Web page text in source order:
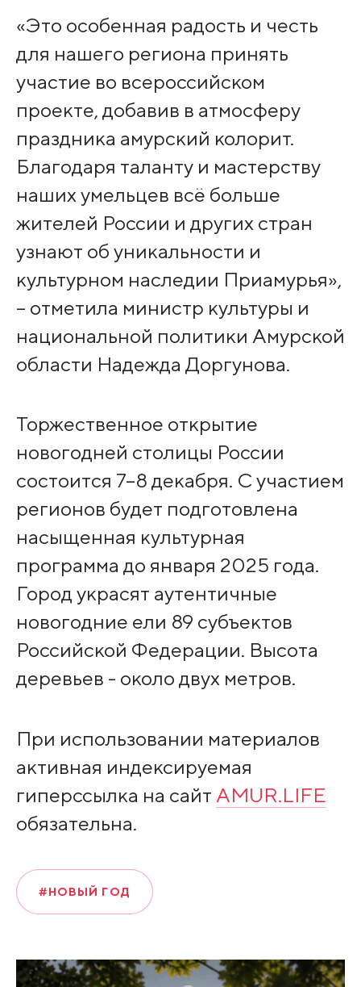
«Это особенная радость и честь
для нашего региона принять
участие во всероссийском
проекте, добавив в атмосферу
праздника амурский колорит.
Благодаря таланту и мастерству
наших умельцев всё больше
жителей России и других стран
узнают об уникальности и
культурном наследии Приамурья»,
– отметила министр культуры и
национальной политики Амурской
области Надежда Доргунова.
Торжественное открытие
новогодней столицы России
состоится 7–8 декабря. С участием
регионов будет подготовлена
насыщенная культурная
программа до января 2025 года.
Город украсят аутентичные
новогодние ели 89 субъектов
Российской Федерации. Высота
деревьев - около двух метров.
При использовании материалов
активная индексируемая
гиперссылка на сайт AMUR.LIFE
обязательна.
#НОВЫЙ ГОД